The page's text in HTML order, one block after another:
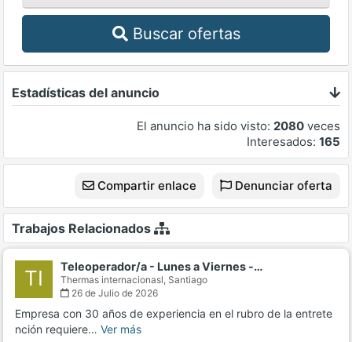
Buscar ofertas
Estadísticas del anuncio
El anuncio ha sido visto: 2080 veces
Interesados: 165
Compartir enlace Denunciar oferta
Trabajos Relacionados
TI Teleoperador/a - Lunes a Viernes -…
Thermas internacionasl, Santiago
26 de Julio de 2026
Empresa con 30 años de experiencia en el rubro de la entrete
nción requiere… Ver más